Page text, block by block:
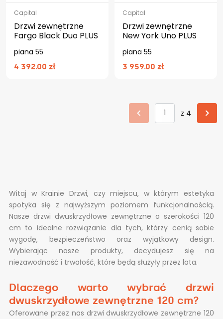
Capital
Drzwi zewnętrzne
Fargo Black Duo PLUS
piana 55
4 392.00 zł
Capital
Drzwi zewnętrzne
New York Uno PLUS
piana 55
3 959.00 zł
z 4
Witaj w Krainie Drzwi, czy miejscu, w którym estetyka
spotyka się z najwyższym poziomem funkcjonalnością.
Nasze drzwi dwuskrzydłowe zewnętrzne o szerokości 120
cm to idealne rozwiązanie dla tych, którzy cenią sobie
wygodę, bezpieczeństwo oraz wyjątkowy design.
Wybierając nasze produkty, decydujesz się na
niezawodność i trwałość, które będą służyły przez lata.
Dlaczego warto wybrać drzwi
dwuskrzydłowe zewnętrzne 120 cm?
Oferowane przez nas drzwi dwuskrzydłowe zewnętrzne 120